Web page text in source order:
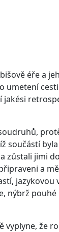
éře a
umetení
jakési
součástí
zůstali jimi
a
jazykovou
nýbrž
vyplyne, že